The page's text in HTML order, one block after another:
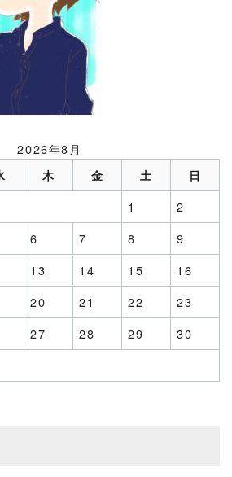
2026年8月
木 金 土 日
1
2
6 7 8
9
13 14 15
16
20 21 22
23
27 28 29
30